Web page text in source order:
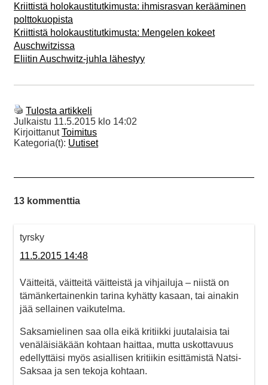
Kriittistä holokaustitutkimusta: ihmisrasvan kerääminen
polttokuopista
Kriittistä holokaustitutkimusta: Mengelen kokeet
Auschwitzissa
Eliitin Auschwitz-juhla lähestyy
Tulosta artikkeli
Julkaistu 11.5.2015 klo 14:02
KirjoittanutToimitus
Kategoria(t): Uutiset
13 kommenttia
tyrsky
11.5.2015 14:48
Väitteitä, väitteitä väitteistä ja vihjailuja – niistä on
tämänkertainenkin tarina kyhätty kasaan, tai ainakin
jää sellainen vaikutelma.
Saksamielinen saa olla eikä kritiikki juutalaisia tai
venäläisiäkään kohtaan haittaa, mutta uskottavuus
edellyttäisi myös asiallisen kritiikin esittämistä Natsi-
Saksaa ja sen tekoja kohtaan.